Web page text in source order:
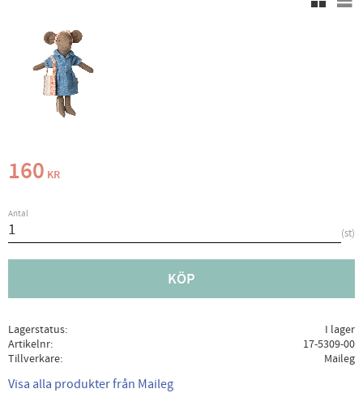
160 KR
Antal
st
KÖP
Lagerstatus
I lager
Artikelnr
17-5309-00
Tillverkare
Maileg
Visa alla produkter från Maileg